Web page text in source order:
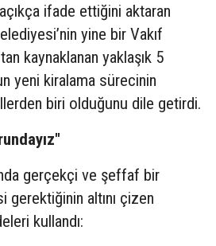
ifade ettiğini aktaran
yine bir Vakıf
kaynaklanan yaklaşık 5
yeni kiralama sürecinin
biri olduğunu dile getirdi.
gerçekçi ve şeffaf bir
gerektiğinin altını çizen
kullandı: